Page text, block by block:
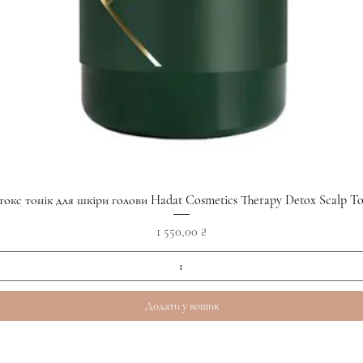
Швидкий перегляд
тонік для шкіри голови Hadat Cosmetics Therapy Detox Scalp
Ціна
1 550,00 ₴
Додати у кошик